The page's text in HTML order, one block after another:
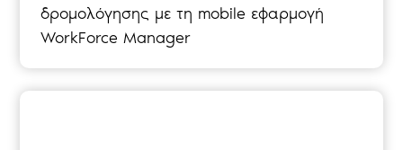
δρομολόγησης με τη mobile εφαρμογή
WorkForce Manager